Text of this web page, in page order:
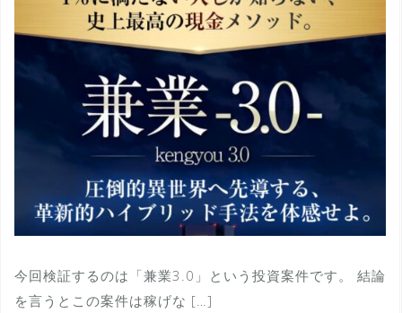
今回検証するのは「兼業3.0」という投資案件です。 結論
を言うとこの案件は稼げな […]